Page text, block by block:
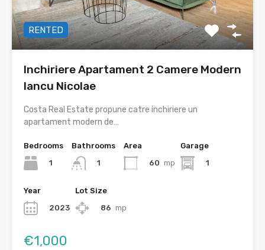
RENTED
Inchiriere Apartament 2 Camere Modern
Iancu Nicolae
Costa Real Estate propune catre inchiriere un
apartament modern de…
Bedrooms
1
Bathrooms
1
Area
60 mp
Garage
1
Year
2023
Lot Size
86 mp
€1,000